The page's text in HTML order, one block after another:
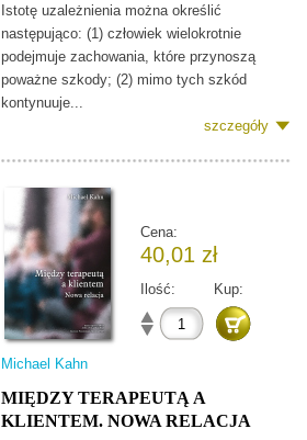
Istotę uzależnienia można określić
następująco: (1) człowiek wielokrotnie
podejmuje zachowania, które przynoszą
poważne szkody; (2) mimo tych szkód
kontynuuje...
szczegóły
Cena:
40,01 zł
Ilość: Kup:
Michael Kahn
MIĘDZY TERAPEUTĄ A
KLIENTEM. NOWA RELACJA